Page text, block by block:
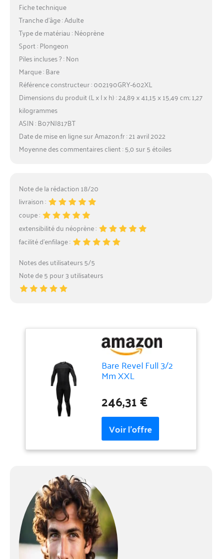
Fiche technique
Tranche d’âge : Adulte
Type de matériau : Néoprène
Sport : Plongeon
Piles incluses ? : Non
Marque : Bare
Référence constructeur : 002190GRY-602XL
Dimensions du produit (L x l x h) : 24,89 x 41,15 x 15,49 cm; 1,27
kilogrammes
ASIN : B07NJ817BT
Date de mise en ligne sur Amazon.fr : 21 avril 2022
Moyenne des commentaires client : 5,0 sur 5 étoiles
Note de la rédaction 18/20
livraison :
coupe :
extensibilité du néoprène :
facilité d’enfilage :
Notes des utilisateurs 5/5
Note de 5 pour 3 utilisateurs
Bare Revel Full 3/2
Mm XXL
246,31 €